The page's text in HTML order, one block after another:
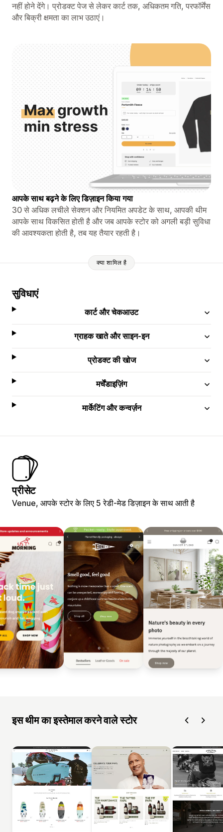
नहीं होने देंगे। प्रोडक्ट पेज से लेकर कार्ट तक, अधिकतम गति, परफॉर्मेंस
और बिक्री क्षमता का लाभ उठाएं।
आपके साथ बढ़ने के लिए डिज़ाइन किया गया
30 से अधिक लचीले सेक्शन और नियमित अपडेट के साथ, आपकी थीम
आपके साथ विकसित होती है और जब आपके स्टोर को अगली बड़ी सुविधा
की आवश्यकता होती है, तब यह तैयार रहती है।
क्या शामिल है
सुविधाएं
कार्ट और चेकआउट
ग्राहक खाते और साइन-इन
प्रोडक्ट की खोज
मर्चेंडाइज़िंग
मार्केटिंग और कन्वर्ज़न
प्रीसेट
Venue, आपके स्टोर के लिए 5 रेडी-मेड डिज़ाइन के साथ आती है
इस थीम का इस्तेमाल करने वाले स्टोर